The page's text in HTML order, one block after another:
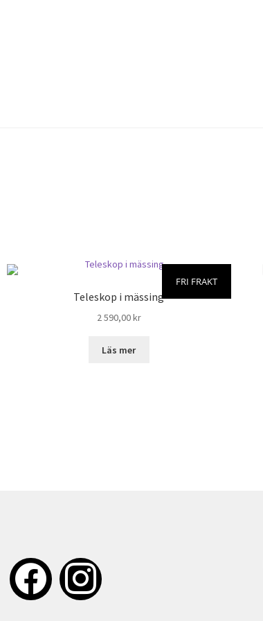
FRI FRAKT
Teleskop i mässing
2 590,00kr
Läs mer
facebook instagram